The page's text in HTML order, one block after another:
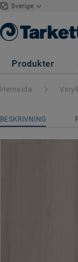
Sverige
Produkter
iD
Hemsida
BESKRIVNING